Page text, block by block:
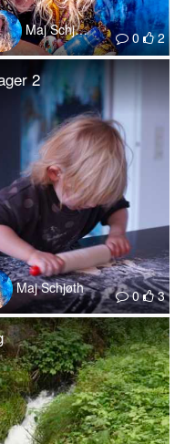
Maj Schjøth 0 2
2
Maj Schjøth 0 3